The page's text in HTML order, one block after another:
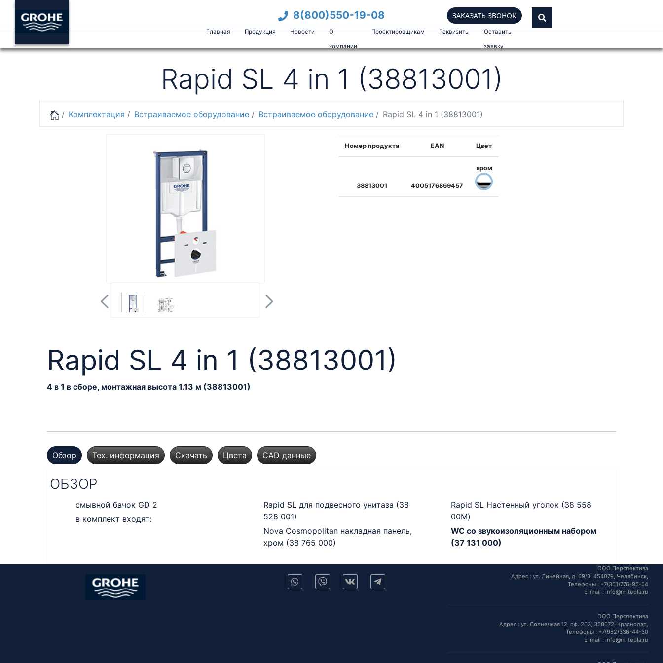
8(800)550-19-08 ЗАКАЗАТЬ ЗВОНОК
Главная Продукция Новости О
компании
Проектировщикам Реквизиты Оставить
заявку
Rapid SL 4 in 1 (38813001)
Комплектация Встраиваемое оборудование Встраиваемое оборудование Rapid SL 4 in 1 (38813001)
Номер продукта EAN Цвет
38813001 4005176869457
хром
Rapid SL 4 in 1 (38813001)
4 в 1 в сборе, монтажная высота 1.13 м (38813001)
Обзор Тех. информация Скачать Цвета CAD данные
ОБЗОР
смывной бачок GD 2
в комплект входят:
Rapid SL для подвесного унитаза (38
528 001)
Nova Cosmopolitan накладная панель,
хром (38 765 000)
Rapid SL Настенный уголок (38 558
00M)
WC со звукоизоляционным набором
(37 131 000)
ООО Перспектива
Адрес : ул. Линейная, д. 69/3, 454079, Челябинск
Телефоны : +7(351)776-95-54
E-mail : info@m-tepla.ru
ООО Перспектива
Адрес : ул. Солнечная 12, оф. 203, 350072, Краснодар,
Телефоны : +7(982)336-44-30
E-mail : info@m-tepla.ru